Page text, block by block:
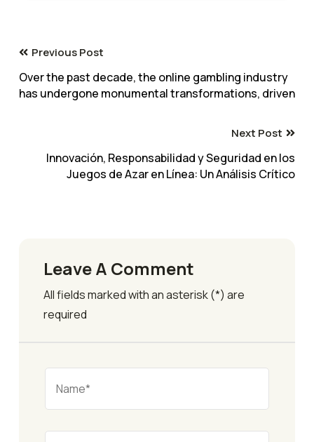
Previous Post
Over the past decade, the online gambling industry
has undergone monumental transformations, driven
Next Post
Innovación, Responsabilidad y Seguridad en los
Juegos de Azar en Línea: Un Análisis Crítico
Leave A Comment
All fields marked with an asterisk (*) are
required